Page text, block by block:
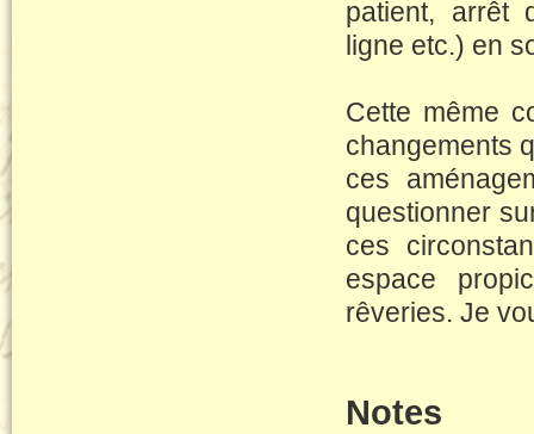
patient, arrêt
ligne etc.) en
Cette même
changements
ces
questionner
ces
espace
rêveries. Je
Notes